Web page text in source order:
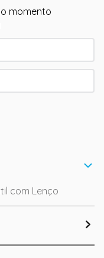
momento
com Lenço